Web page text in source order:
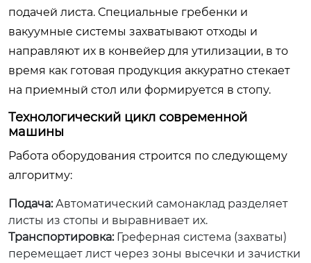
подачей листа. Специальные гребенки и
вакуумные системы захватывают отходы и
направляют их в конвейер для утилизации, в то
время как готовая продукция аккуратно стекает
на приемный стол или формируется в стопу.
Технологический цикл современной
машины
Работа оборудования строится по следующему
алгоритму:
Подача:Автоматический самонаклад разделяет
листы из стопы и выравнивает их.
Транспортировка:Греферная система (захваты)
перемещает лист через зоны высечки и зачистки